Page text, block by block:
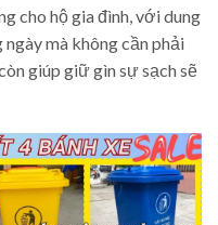
cho hộ gia đình, với dung
mà không cần phải
giúp giữ gìn sự sạch sẽ